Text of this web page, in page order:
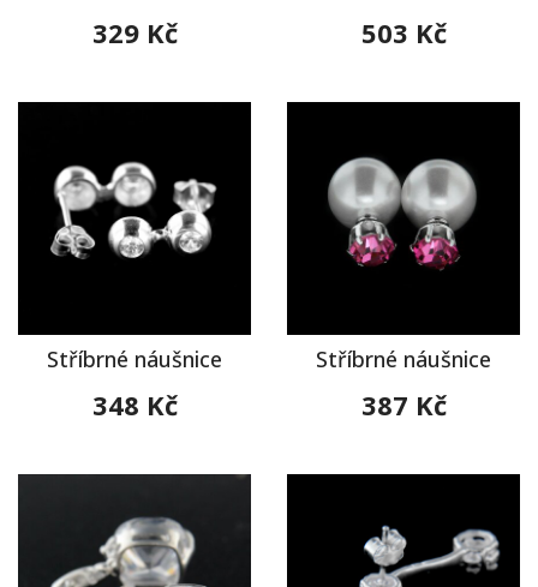
329 Kč 503 Kč
Stříbrné náušnice
348 Kč
Stříbrné náušnice
387 Kč